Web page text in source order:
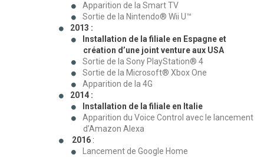
Apparition de la Smart TV
Sortie de la Nintendo® Wii U™
2013 :
Installation de la filiale en Espagne et
création d’une joint venture aux USA
Sortie de la Sony PlayStation® 4
Sortie de la Microsoft® Xbox One
Apparition de la 4G
2014 :
Installation de la filiale en Italie
Apparition du Voice Control avec le lancement
d’Amazon Alexa
2016 :
Lancement de Google Home